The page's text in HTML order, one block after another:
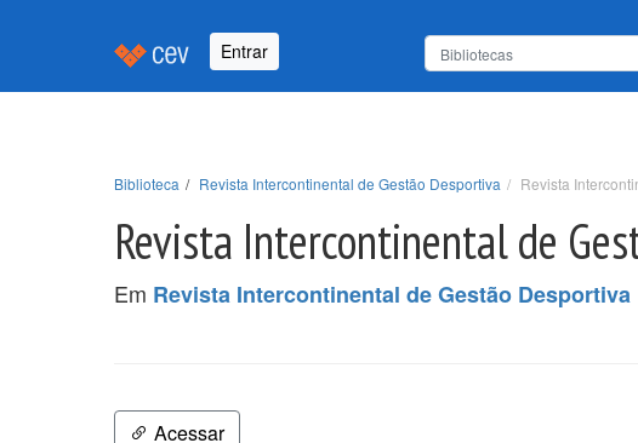
Entrar
Biblioteca Revista Intercontinental de Gestão Desportiva Revista
Revista Intercontinental de
Em Revista Intercontinental de Gestão Desportiva
Acessar